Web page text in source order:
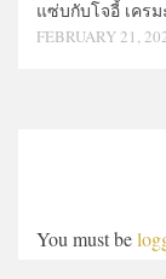
แซ่บกับโจอี้ เครม
FEBRUARY 21,
You must be